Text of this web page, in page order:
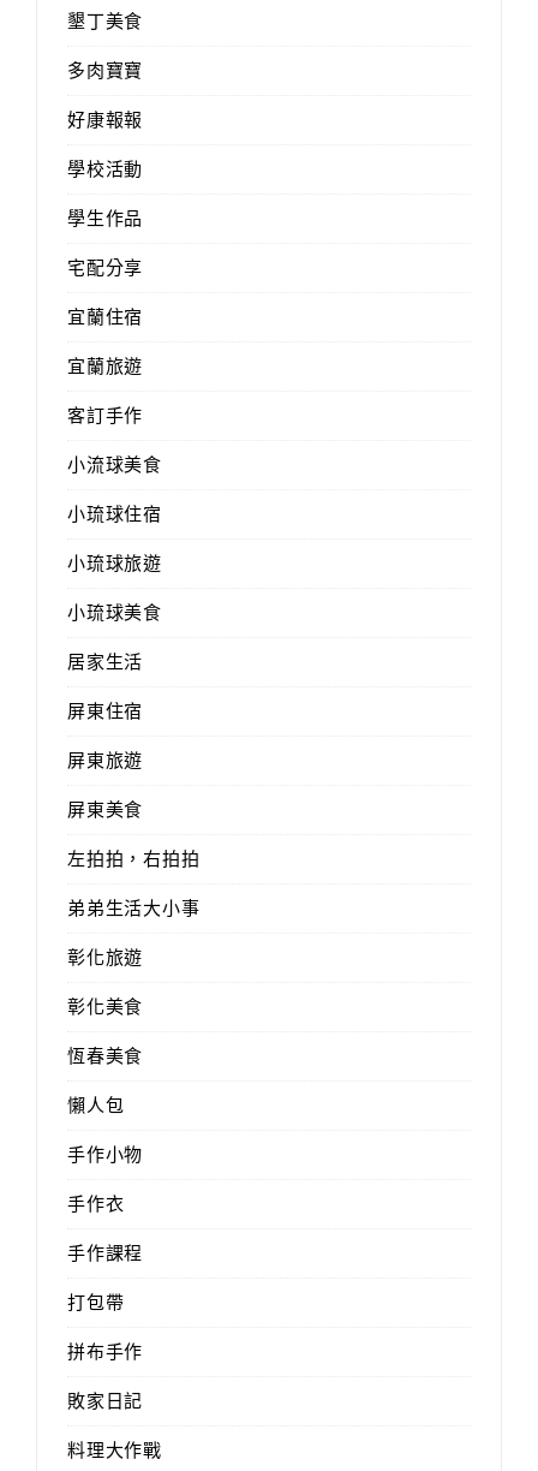
墾丁美食
多肉寶寶
好康報報
學校活動
學生作品
宅配分享
宜蘭住宿
宜蘭旅遊
客訂手作
小流球美食
小琉球住宿
小琉球旅遊
小琉球美食
居家生活
屏東住宿
屏東旅遊
屏東美食
左拍拍，右拍拍
弟弟生活大小事
彰化旅遊
彰化美食
恆春美食
懶人包
手作小物
手作衣
手作課程
打包帶
拼布手作
敗家日記
料理大作戰